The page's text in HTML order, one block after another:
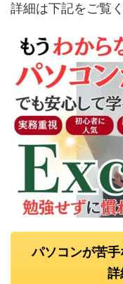
詳細は下記をご覧く
パソコンが苦
詳